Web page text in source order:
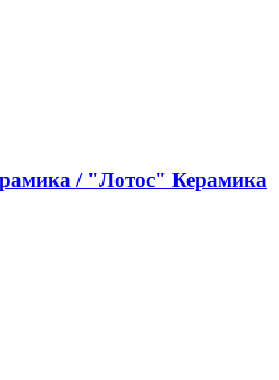
/ "Лотос" Керамика